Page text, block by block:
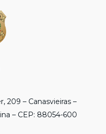
209 – Canasvieiras –
– CEP: 88054-600